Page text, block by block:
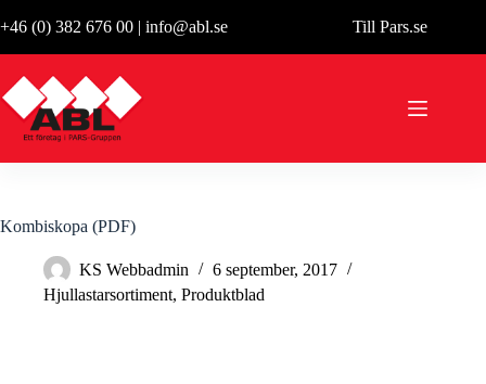
till
+46 (0) 382 676 00 | info@abl.se Till Pars.se
Kombiskopa (PDF)
KS Webbadmin
6 september, 2017
Hjullastarsortiment, Produktblad